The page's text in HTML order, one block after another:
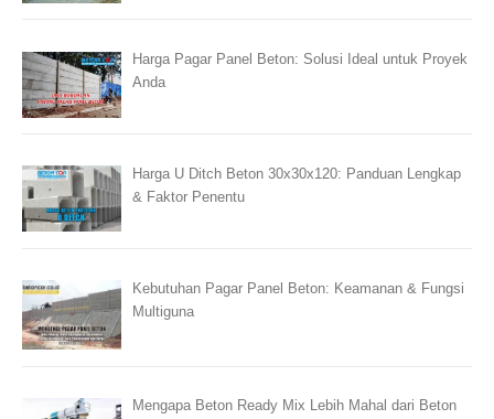
Harga Pagar Panel Beton: Solusi Ideal untuk Proyek
Anda
Harga U Ditch Beton 30x30x120: Panduan Lengkap
& Faktor Penentu
Kebutuhan Pagar Panel Beton: Keamanan & Fungsi
Multiguna
Mengapa Beton Ready Mix Lebih Mahal dari Beton